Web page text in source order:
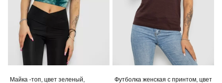
Майка -топ, цвет зеленый,
Футболка женская с принтом, цвет